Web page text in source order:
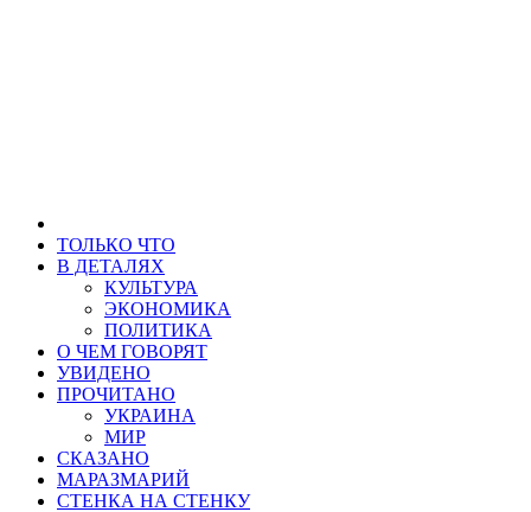
ТОЛЬКО ЧТО
В ДЕТАЛЯХ
КУЛЬТУРА
ЭКОНОМИКА
ПОЛИТИКА
О ЧЕМ ГОВОРЯТ
УВИДЕНО
ПРОЧИТАНО
УКРАИНА
МИР
СКАЗАНО
МАРАЗМАРИЙ
СТЕНКА НА СТЕНКУ